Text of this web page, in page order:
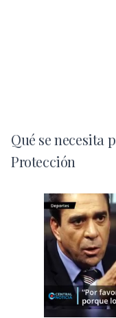
Qué se necesita
Protección